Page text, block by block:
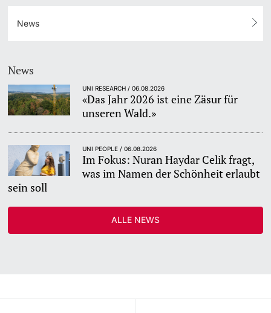
News
News
UNI RESEARCH / 06.08.2026
«Das Jahr 2026 ist eine Zäsur für
unseren Wald.»
UNI PEOPLE / 06.08.2026
Im Fokus: Nuran Haydar Celik fragt,
was im Namen der Schönheit erlaubt
sein soll
ALLE NEWS